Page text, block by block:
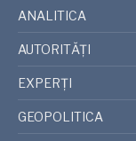
ANALITICA
AUTORITĂȚI
EXPERȚI
GEOPOLITICA